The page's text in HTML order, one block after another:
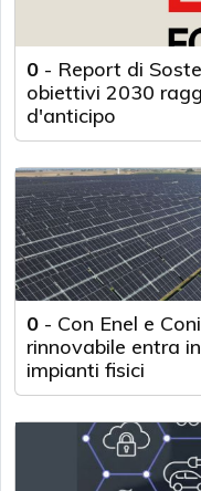
0 - Report di
obiettivi 2030
d'anticipo
0 - Con Enel e
rinnovabile entra
impianti fisici